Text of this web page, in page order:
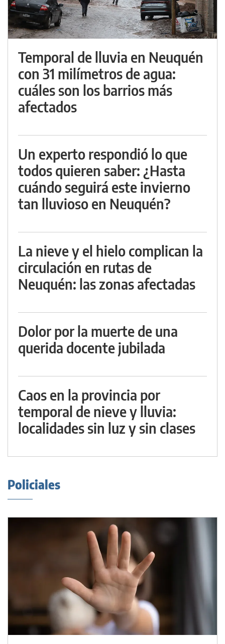
Temporal de lluvia en Neuquén
con 31 milímetros de agua:
cuáles son los barrios más
afectados
Un experto respondió lo que
todos quieren saber: ¿Hasta
cuándo seguirá este invierno
tan lluvioso en Neuquén?
La nieve y el hielo complican la
circulación en rutas de
Neuquén: las zonas afectadas
Dolor por la muerte de una
querida docente jubilada
Caos en la provincia por
temporal de nieve y lluvia:
localidades sin luz y sin clases
Policiales